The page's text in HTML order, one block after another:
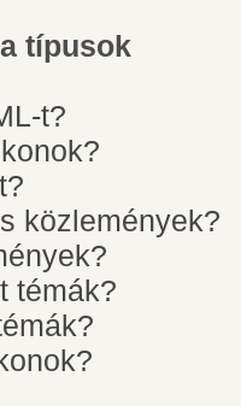
típusok
t?
közlemények?
témák?